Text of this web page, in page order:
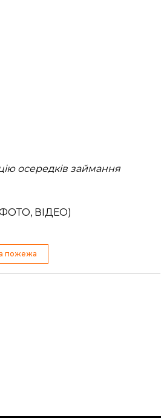
осередків займання
(ФОТО, ВІДЕО)
пожежа